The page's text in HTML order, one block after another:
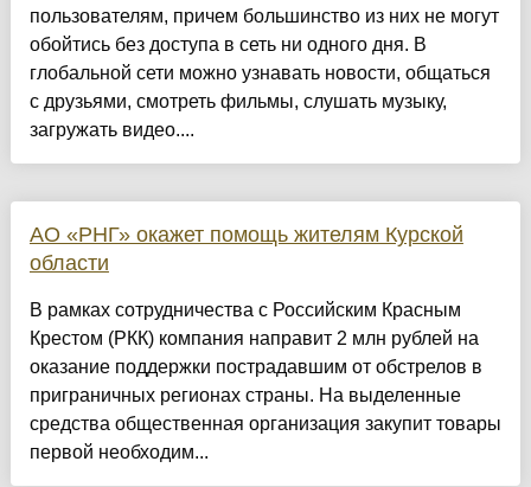
пользователям, причем большинство из них не могут
обойтись без доступа в сеть ни одного дня. В
глобальной сети можно узнавать новости, общаться
с друзьями, смотреть фильмы, слушать музыку,
загружать видео....
АО «РНГ» окажет помощь жителям Курской
области
В рамках сотрудничества с Российским Красным
Крестом (РКК) компания направит 2 млн рублей на
оказание поддержки пострадавшим от обстрелов в
приграничных регионах страны. На выделенные
средства общественная организация закупит товары
первой необходим...